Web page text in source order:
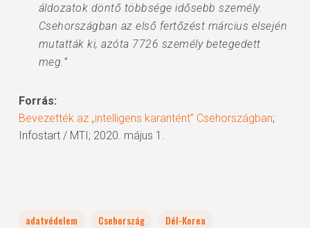
áldozatok döntő többsége idősebb személy.
Csehországban az első fertőzést március elsején
mutatták ki, azóta 7726 személy betegedett
meg.”
Forrás:
Bevezették az „intelligens karantént” Csehországban;
Infostart / MTI; 2020. május 1.
adatvédelem Csehország
Dél-Korea